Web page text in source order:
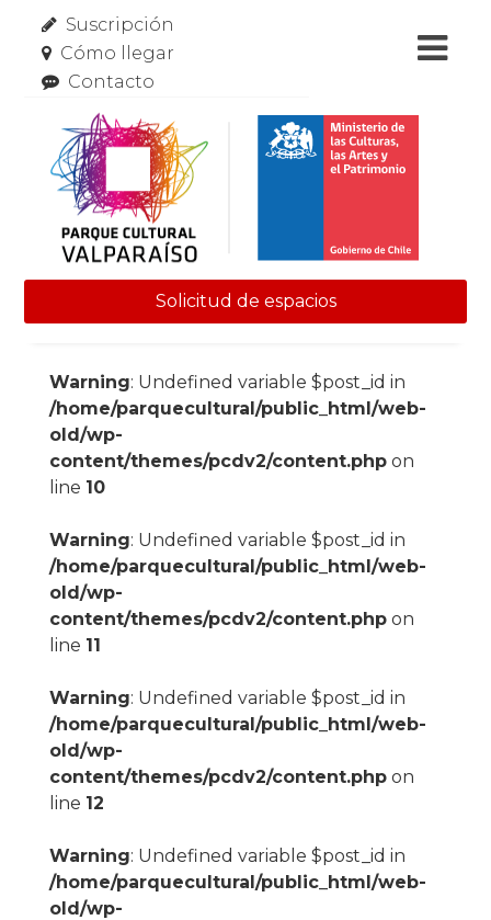
Suscripción
Cómo llegar
Contacto
Solicitud de espacios
Warning: Undefined variable $post_id in
/home/parquecultural/public_html/web-
old/wp-
content/themes/pcdv2/content.phpon
line 10
Warning: Undefined variable $post_id in
/home/parquecultural/public_html/web-
old/wp-
content/themes/pcdv2/content.phpon
line 11
Warning: Undefined variable $post_id in
/home/parquecultural/public_html/web-
old/wp-
content/themes/pcdv2/content.phpon
line 12
Warning: Undefined variable $post_id in
/home/parquecultural/public_html/web-
old/wp-